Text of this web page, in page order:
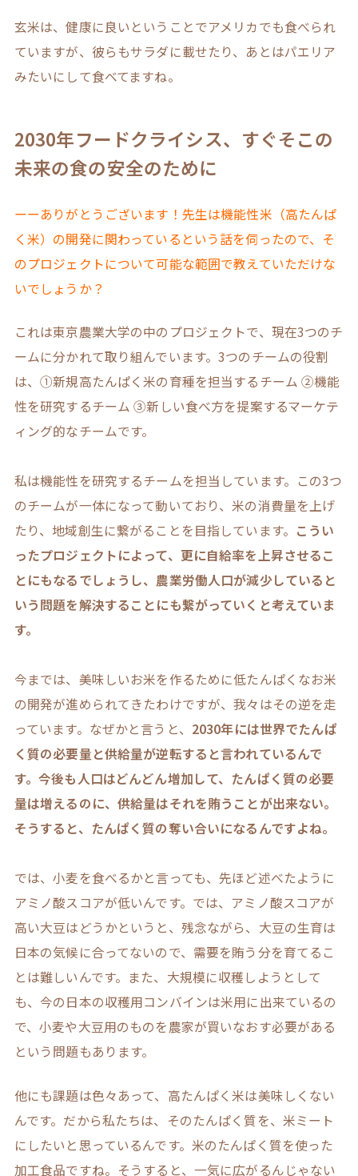
玄米は、健康に良いということでアメリカでも食べられ
ていますが、彼らもサラダに載せたり、あとはパエリア
みたいにして食べてますね。
2030年フードクライシス、すぐそこの
未来の食の安全のために
ーーありがとうございます！先生は機能性米（高たんぱ
く米）の開発に関わっているという話を伺ったので、そ
のプロジェクトについて可能な範囲で教えていただけな
いでしょうか？
これは東京農業大学の中のプロジェクトで、現在3つのチ
ームに分かれて取り組んでいます。3つのチームの役割
は、①新規高たんぱく米の育種を担当するチーム ②機能
性を研究するチーム ③新しい食べ方を提案するマーケテ
ィング的なチームです。
私は機能性を研究するチームを担当しています。この3つ
のチームが一体になって動いており、米の消費量を上げ
たり、地域創生に繋がることを目指しています。 こうい
ったプロジェクトによって、更に自給率を上昇させるこ
とにもなるでしょうし、農業労働人口が減少していると
いう問題を解決することにも繋がっていくと考えていま
す。
今までは、美味しいお米を作るために低たんぱくなお米
の開発が進められてきたわけですが、我々はその逆を走
っています。なぜかと言うと、 2030年には世界でたんぱ
く質の必要量と供給量が逆転すると言われているんで
す。今後も人口はどんどん増加して、たんぱく質の必要
量は増えるのに、供給量はそれを賄うことが出来ない。
そうすると、たんぱく質の奪い合いになるんですよね。
では、小麦を食べるかと言っても、先ほど述べたように
アミノ酸スコアが低いんです。では、アミノ酸スコアが
高い大豆はどうかというと、残念ながら、大豆の生育は
日本の気候に合ってないので、需要を賄う分を育てるこ
とは難しいんです。また、大規模に収穫しようとして
も、今の日本の収穫用コンバインは米用に出来ているの
で、小麦や大豆用のものを農家が買いなおす必要がある
という問題もあります。
他にも課題は色々あって、高たんぱく米は美味しくない
んです。だから私たちは、そのたんぱく質を、米ミート
にしたいと思っているんです。米のたんぱく質を使った
加工食品ですね。そうすると、一気に広がるんじゃない